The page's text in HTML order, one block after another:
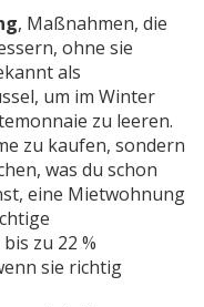
, Maßnahmen, die
ohne sie
als
um im Winter
zu leeren.
zu kaufen, sondern
was du schon
eine Mietwohnung
zu 22 %
sie richtig